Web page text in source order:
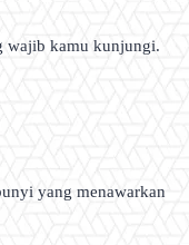
wajib kamu kunjungi.
yang menawarkan